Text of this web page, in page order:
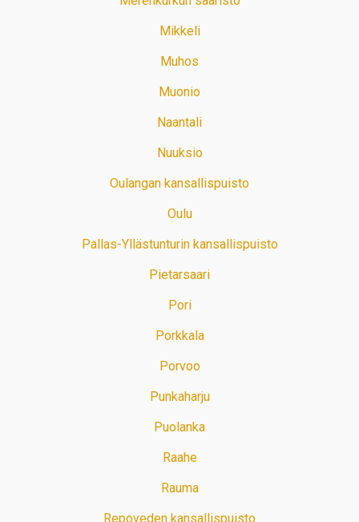
Mikkeli
Muhos
Muonio
Naantali
Nuuksio
Oulangan kansallispuisto
Oulu
Pallas-Yllästunturin kansallispuisto
Pietarsaari
Pori
Porkkala
Porvoo
Punkaharju
Puolanka
Raahe
Rauma
Repoveden kansallispuisto